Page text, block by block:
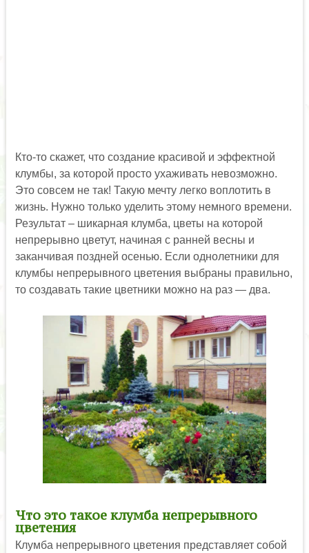
Кто-то скажет, что создание красивой и эффектной
клумбы, за которой просто ухаживать невозможно.
Это совсем не так! Такую мечту легко воплотить в
жизнь. Нужно только уделить этому немного времени.
Результат – шикарная клумба, цветы на которой
непрерывно цветут, начиная с ранней весны и
заканчивая поздней осенью. Если однолетники для
клумбы непрерывного цветения выбраны правильно,
то создавать такие цветники можно на раз — два.
Что это такое клумба непрерывного
цветения
Клумба непрерывного цветения представляет собой